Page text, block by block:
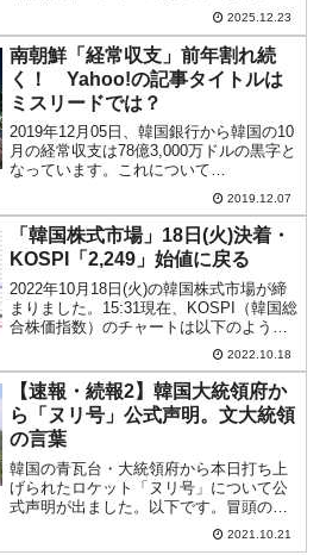
『Investing.com』より引用）。ギャップ
アップして始まりました。KOSPIは「4...
2025.12.23
南朝鮮「経常収支」前年割れ続
く！ Yahoo!の記事タイトルは
ミスリードでは？
2019年12月05日、韓国銀行から韓国の10
月の経常収支は78億3,000万ドルの黒字と
なっています。これについて
『Yahoo!Japanニュース』に「10月輸出
急減したが…経常黒字1年ぶり最大＝韓
国」という記事が出ています。⇒参照・
引用...
2019.12.07
「韓国株式市場」18日(火)決着・
KOSPI「2,249」始値に戻る
2022年10月18日(火)の韓国株式市場が締
まりました。15:31現在、KOSPI（韓国総
合株価指数）のチャートは以下のように
『Investing.com』より引用）。ローソク
足の実体部分がほとんどありません。一
時...
2022.10.18
【速報・続報2】韓国大統領府か
ら「ヌリ号」公式声明。文大統領
の言葉
韓国の青瓦台・大統領府から本日打ち上
げられたロケット「ヌリ号」について公
式声明が出ました。以下です。冒頭の成
果について述べた部分を和訳します。尊
敬する国民の皆さん宇宙科学技術に携わ
2021.10.21